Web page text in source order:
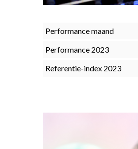
Performance maand
Performance 2023
Referentie-index 2023